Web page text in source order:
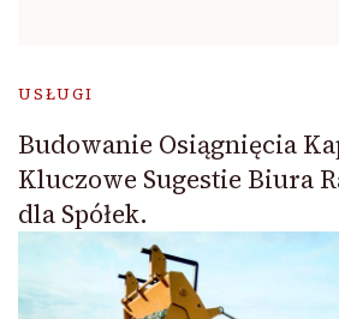
USŁUGI
Budowanie Osiągnięcia
Kluczowe Sugestie Biura
dla Spółek.